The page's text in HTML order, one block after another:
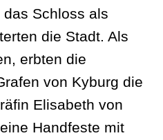
Schloss als
die Stadt. Als
erbten die
von Kyburg die
Elisabeth von
Handfeste mit